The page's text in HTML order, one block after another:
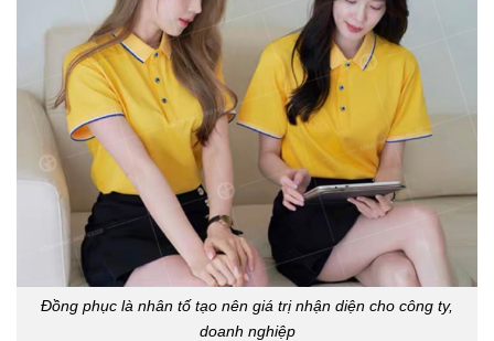
Đồng phục là nhân tố tạo nên giá trị nhận diện cho công ty,
doanh nghiệp